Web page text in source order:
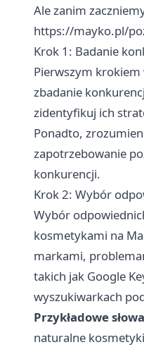
Ale zanim
https://mayko.pl/
Krok 1: Badanie
Pierwszym krokiem
zbadanie
zidentyfikuj ich
Ponadto,
zapotrzebowanie
konkurencji.
Krok 2: Wybór
Wybór
kosmetykami na
markami,
takich jak Google
wyszukiwarkach
Przykładowe
naturalne kosmetyki